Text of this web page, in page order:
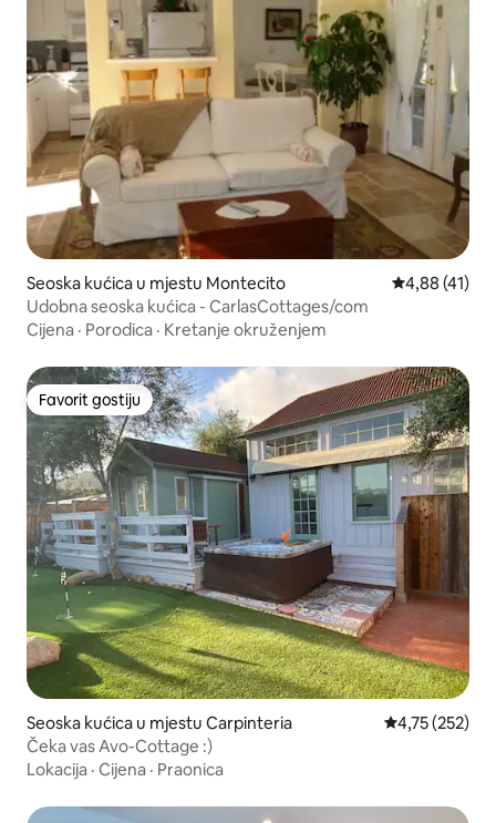
Seoska kućica u mjestu Montecito Prosječna
4,88 (41)
Udobna seoska kućica - CarlasCottages/com
Cijena · Porodica · Kretanje okruženjem
Favorit gostiju
Favorit gostiju
Seoska kućica u mjestu Carpinteria Prosječna
4,75 (252)
Čeka vas Avo-Cottage :)
Lokacija · Cijena · Praonica